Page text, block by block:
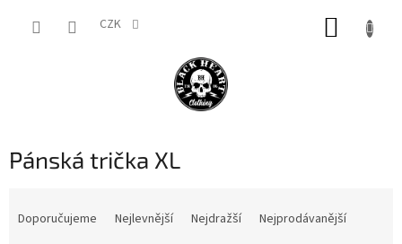
CZK
Pánská trička XL
Doporučujeme Nejlevnější Nejdražší
Nejprodávanější